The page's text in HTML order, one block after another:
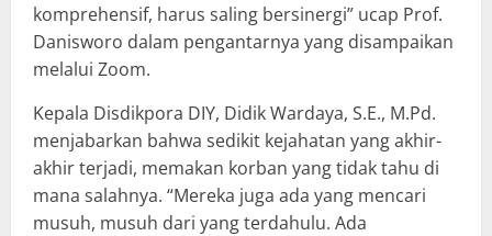
komprehensif, harus saling bersinergi” ucap Prof.
Danisworo dalam pengantarnya yang disampaikan
melalui Zoom.
Kepala Disdikpora DIY, Didik Wardaya, S.E., M.Pd.
menjabarkan bahwa sedikit kejahatan yang akhir-
akhir terjadi, memakan korban yang tidak tahu di
mana salahnya. “Mereka juga ada yang mencari
musuh, musuh dari yang terdahulu. Ada